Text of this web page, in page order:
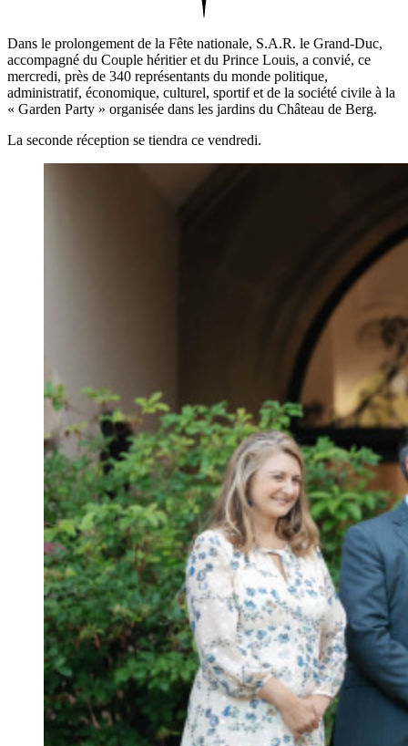
Dans le prolongement de la Fête nationale, S.A.R. le Grand-Duc,
accompagné du Couple héritier et du Prince Louis, a convié, ce
mercredi, près de 340 représentants du monde politique,
administratif, économique, culturel, sportif et de la société civile à la
« Garden Party » organisée dans les jardins du Château de Berg.
La seconde réception se tiendra ce vendredi.